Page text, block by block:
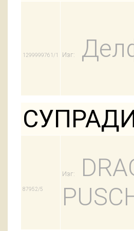
1299999761/1 Изг:
87952/5
Изг: